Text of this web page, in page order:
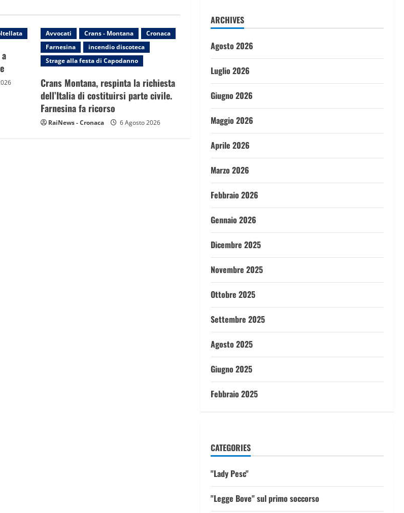
Avvocati Crans - Montana
Cronaca
Farnesina
incendio discoteca
Strage alla festa di Capodanno
Crans Montana, respinta la richiesta
dell’Italia di costituirsi parte civile.
Farnesina fa ricorso
RaiNews - Cronaca 6 Agosto 2026
ARCHIVES
Agosto 2026
Luglio 2026
Giugno 2026
Maggio 2026
Aprile 2026
Marzo 2026
Febbraio 2026
Gennaio 2026
Dicembre 2025
Novembre 2025
Ottobre 2025
Settembre 2025
Agosto 2025
Giugno 2025
Febbraio 2025
CATEGORIES
"Lady Pesc"
"Legge Bove" sul primo soccorso